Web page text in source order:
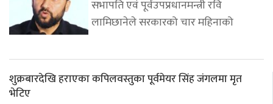
सभापति एवं पूर्वउपप्रधानमन्त्री रवि
लामिछानेले सरकारको चार महिनाको
शुक्रबारदेखि हराएका कपिलवस्तुका पूर्वमेयर सिंह जंगलमा मृत
भेटिए